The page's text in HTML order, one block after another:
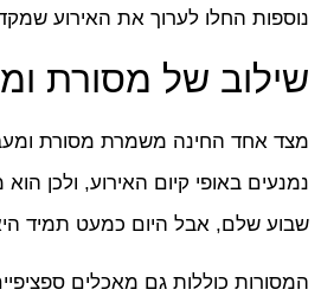
נוספות החלו לערוך את האירוע
שילוב של מסורת
מצד אחד החינה משמרת מסורת
נמנעים באופי קיום האירוע, ולכן
שבוע שלם, אבל היום כמעט תמיד
המסורות כוללות גם מאכלים